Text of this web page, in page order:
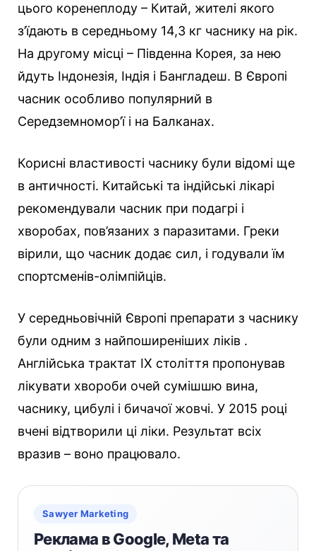
цього коренеплоду – Китай, жителі якого
з’їдають в середньому 14,3 кг часнику на рік.
На другому місці – Південна Корея, за нею
йдуть Індонезія, Індія і Бангладеш. В Європі
часник особливо популярний в
Середземномор’ї і на Балканах.
Корисні властивості часнику були відомі ще
в античності. Китайські та індійські лікарі
рекомендували часник при подагрі і
хворобах, пов’язаних з паразитами. Греки
вірили, що часник додає сил, і годували їм
спортсменів-олімпійців.
У середньовічній Європі препарати з часнику
були одним з найпоширеніших ліків .
Англійська трактат IX століття пропонував
лікувати хвороби очей сумішшю вина,
часнику, цибулі і бичачої жовчі. У 2015 році
вчені відтворили ці ліки. Результат всіх
вразив – воно працювало.
Sawyer Marketing
Реклама в Google, Meta та